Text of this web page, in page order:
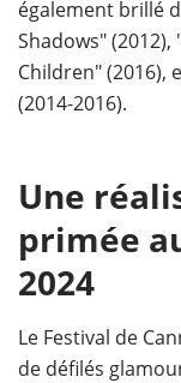
également brillé
Shadows"
Children" (2016),
(2014-2016).
Une
primée
2024
Le Festival de
de défilés